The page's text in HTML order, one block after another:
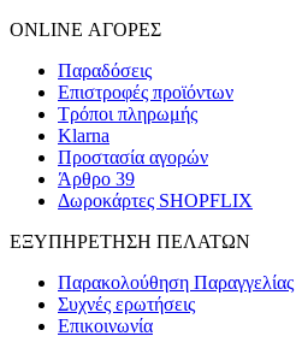
ONLINE ΑΓΟΡΕΣ
Παραδόσεις
Επιστροφές προϊόντων
Τρόποι πληρωμής
Klarna
Προστασία αγορών
Άρθρο 39
Δωροκάρτες SHOPFLIX
ΕΞΥΠΗΡΕΤΗΣΗ ΠΕΛΑΤΩΝ
Παρακολούθηση Παραγγελίας
Συχνές ερωτήσεις
Επικοινωνία